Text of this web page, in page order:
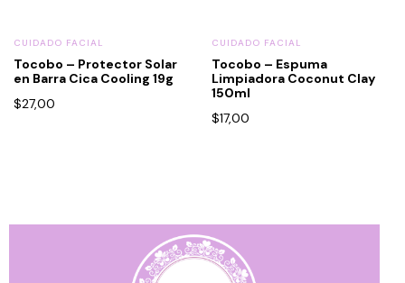
CUIDADO FACIAL
Tocobo – Protector Solar
en Barra Cica Cooling 19g
$27,00
CUIDADO FACIAL
Tocobo – Espuma
Limpiadora Coconut Clay
150ml
$17,00